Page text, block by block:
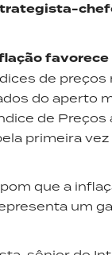
de
do aperto
de
primeira
que a
um